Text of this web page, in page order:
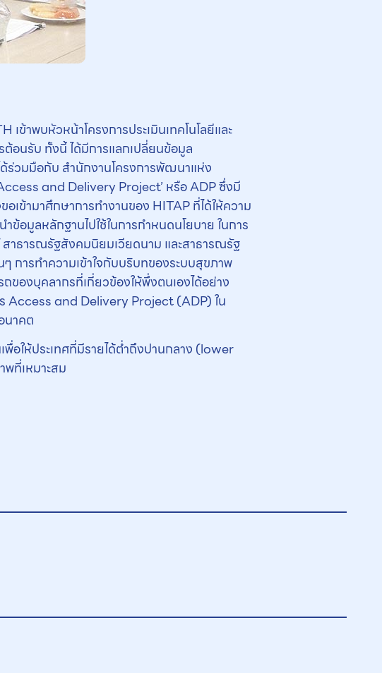
าพบหัวหน้าโครงการประเมินเทคโนโลยีและ
ต้อนรับ ทั้งนี้ ได้มีการแลกเปลี่ยนข้อมูล
ร่วมมือกับ สำนักงานโครงการพัฒนาแห่ง
and Delivery Project’ หรือ ADP ซึ่งมี
เข้ามาศึกษาการทำงานของ HITAP ที่ได้ให้ความ
ข้อมูลหลักฐานไปใช้ในการกำหนดนโยบาย ในการ
าธารณรัฐสังคมนิยมเวียดนาม และสาธารณรัฐ
การทำความเข้าใจกับบริบทของระบบสุขภาพ
องบุคลากรที่เกี่ยวข้องให้พึ่งตนเองได้อย่าง
Access and Delivery Project (ADP) ใน
นาคต
ให้ประเทศที่มีรายได้ต่ำถึงปานกลาง (lower
ที่เหมาะสม